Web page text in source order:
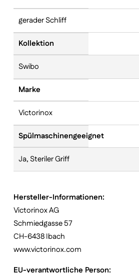
gerader Schliff
Kollektion
Swibo
Marke
Victorinox
Spülmaschinengeeignet
Ja, Steriler Griff
Hersteller-Informationen:
Victorinox AG
Schmiedgasse 57
CH-6438 Ibach
www.victorinox.com
EU-verantwortliche Person: